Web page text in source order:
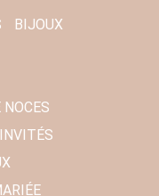
BIJOUX
INVITÉS